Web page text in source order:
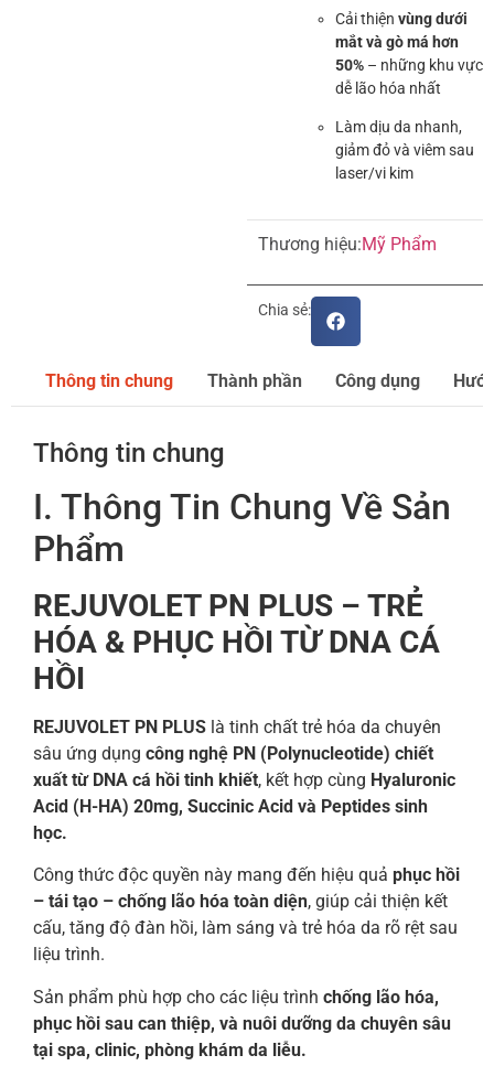
Cải thiện vùng dưới
mắt và gò má hơn
50% – những khu vực
dễ lão hóa nhất
Làm dịu da nhanh,
giảm đỏ và viêm sau
laser/vi kim
Thương hiệu:Mỹ Phẩm
Chia sẻ:
Thông tin chung Thành phần Công dụng
Thông tin chung
I. Thông Tin Chung Về Sản
Phẩm
REJUVOLET PN PLUS – TRẺ
HÓA & PHỤC HỒI TỪ DNA CÁ
HỒI
REJUVOLET PN PLUS là tinh chất trẻ hóa da chuyên
sâu ứng dụng công nghệ PN (Polynucleotide) chiết
xuất từ DNA cá hồi tinh khiết, kết hợp cùng Hyaluronic
Acid (H-HA) 20mg, Succinic Acid và Peptides sinh
học.
Công thức độc quyền này mang đến hiệu quả phục hồi
– tái tạo – chống lão hóa toàn diện, giúp cải thiện kết
cấu, tăng độ đàn hồi, làm sáng và trẻ hóa da rõ rệt sau
liệu trình.
Sản phẩm phù hợp cho các liệu trình chống lão hóa,
phục hồi sau can thiệp, và nuôi dưỡng da chuyên sâu
tại spa, clinic, phòng khám da liễu.